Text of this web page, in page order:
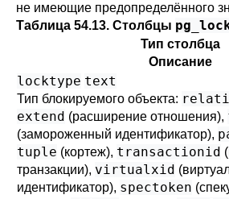
не имеющие предопределённого
Таблица 54.13. Столбцы
Тип столбца
Описание
locktype text
Тип блокируемого объекта:
extend (расширение отношения),
(замороженный идентификатор),
tuple (кортеж), transactionid
транзакции), virtualxid
идентификатор), spectoken